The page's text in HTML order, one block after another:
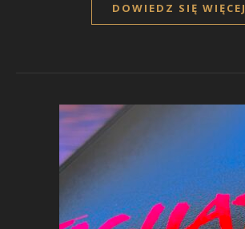
DOWIEDZ SIĘ WIĘCEJ